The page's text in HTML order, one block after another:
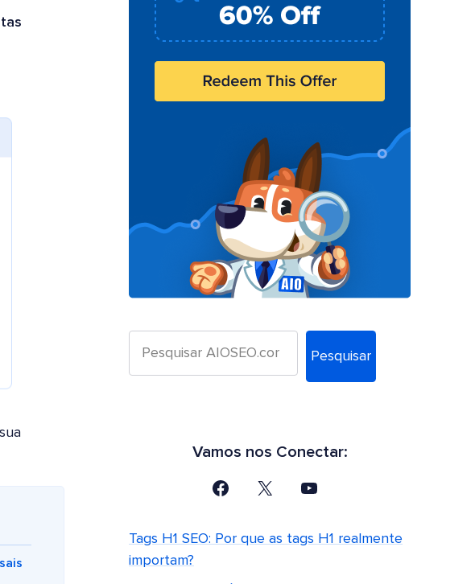
Pesquisar
Vamos nos Conectar:
Tags H1 SEO: Por que as tags H1 realmente
importam?